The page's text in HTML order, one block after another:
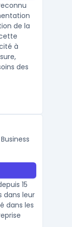
de la
à
des
15
dans leur
dans les